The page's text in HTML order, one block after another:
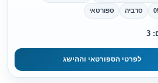
סרביה ספורטאי
3
לפרטי הספורטאי וההישג